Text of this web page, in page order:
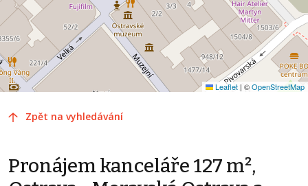
Leaflet | ©OpenStreetMap
Zpět na vyhledávání
Pronájem kanceláře 127 m²,